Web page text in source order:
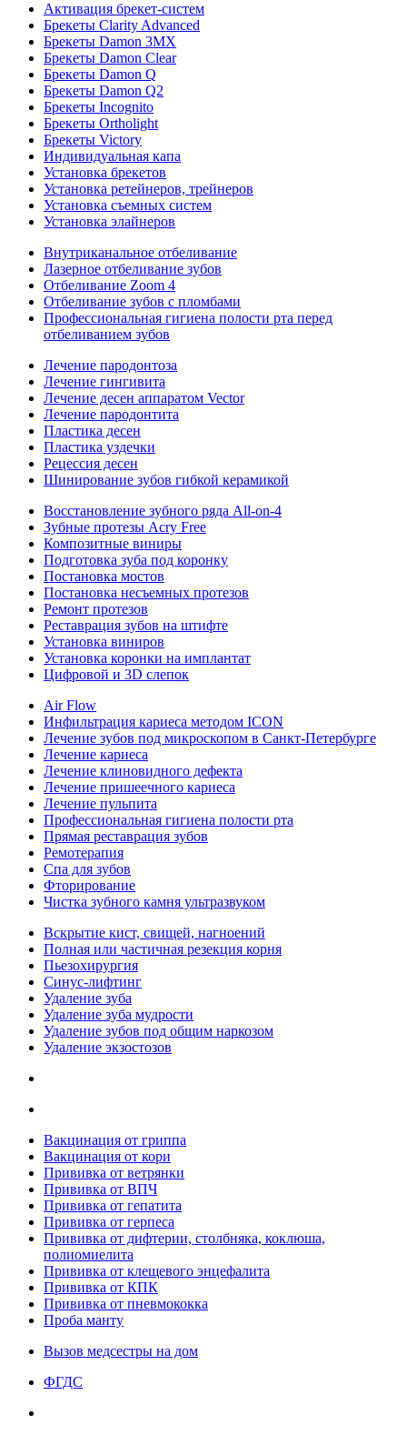
Активация брекет-систем
Брекеты Clarity Advanced
Брекеты Damon 3MX
Брекеты Damon Clear
Брекеты Damon Q
Брекеты Damon Q2
Брекеты Incognito
Брекеты Ortholight
Брекеты Victory
Индивидуальная капа
Установка брекетов
Установка ретейнеров, трейнеров
Установка съемных систем
Установка элайнеров
Внутриканальное отбеливание
Лазерное отбеливание зубов
Отбеливание Zoom 4
Отбеливание зубов с пломбами
Профессиональная гигиена полости рта перед
отбеливанием зубов
Лечение пародонтоза
Лечение гингивита
Лечение десен аппаратом Vector
Лечение пародонтита
Пластика десен
Пластика уздечки
Рецессия десен
Шинирование зубов гибкой керамикой
Восстановление зубного ряда All‑on‑4
Зубные протезы Acry Free
Композитные виниры
Подготовка зуба под коронку
Постановка мостов
Постановка несъемных протезов
Ремонт протезов
Реставрация зубов на штифте
Установка виниров
Установка коронки на имплантат
Цифровой и 3D слепок
Air Flow
Инфильтрация кариеса методом ICON
Лечение зубов под микроскопом в Санкт-Петербурге
Лечение кариеса
Лечение клиновидного дефекта
Лечение пришеечного кариеса
Лечение пульпита
Профессиональная гигиена полости рта
Прямая реставрация зубов
Ремотерапия
Спа для зубов
Фторирование
Чистка зубного камня ультразвуком
Вскрытие кист, свищей, нагноений
Полная или частичная резекция корня
Пьезохирургия
Синус-лифтинг
Удаление зуба
Удаление зуба мудрости
Удаление зубов под общим наркозом
Удаление экзостозов
Вакцинация от гриппа
Вакцинация от кори
Прививка от ветрянки
Прививка от ВПЧ
Прививка от гепатита
Прививка от герпеса
Прививка от дифтерии, столбняка, коклюша,
полиомиелита
Прививка от клещевого энцефалита
Прививка от КПК
Прививка от пневмококка
Проба манту
Вызов медсестры на дом
ФГДС